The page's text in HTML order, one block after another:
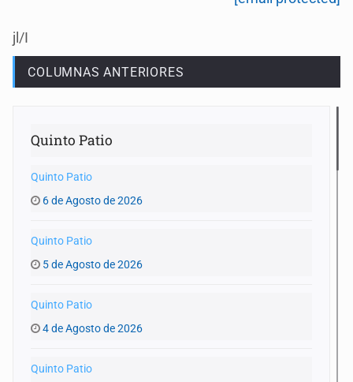
jl/I
COLUMNAS ANTERIORES
Quinto Patio
Quinto Patio
6 de Agosto de 2026
Quinto Patio
5 de Agosto de 2026
Quinto Patio
4 de Agosto de 2026
Quinto Patio